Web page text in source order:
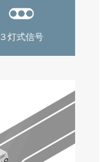
３灯式信号